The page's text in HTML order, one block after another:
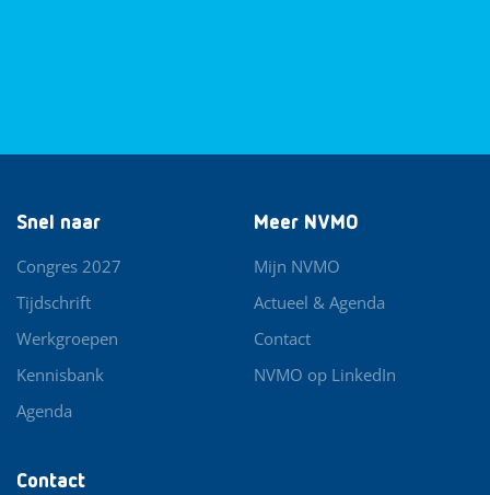
Contact
Snel naar
Congres 2027
Tijdschrift
Werkgroepen
Kennisbank
Agenda
Meer NVMO
Mijn NVMO
Actueel & Agenda
Contact
NVMO op LinkedIn